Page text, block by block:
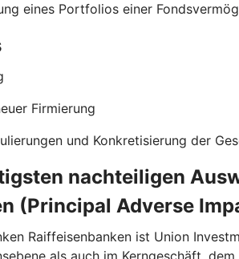
eines Portfolios einer
Firmierung
und Konkretisierung der
nachteiligen
(Principal Adverse
Raiffeisenbanken ist Union
als auch im Kerngeschäft,